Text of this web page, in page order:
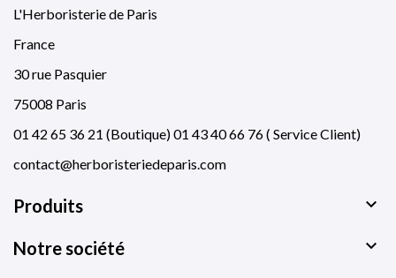
L'Herboristerie de Paris
France
30 rue Pasquier
75008 Paris
01 42 65 36 21 (Boutique) 01 43 40 66 76 ( Service Client)
contact@herboristeriedeparis.com
Produits 
Notre société 